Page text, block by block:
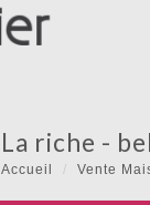
la riche -
Accueil Vente